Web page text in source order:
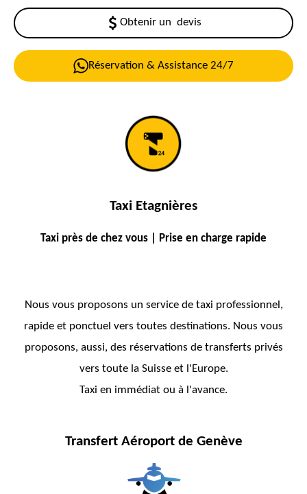
Obtenir un devis
Réservation & Assistance 24/7
Taxi Etagnières
Taxi près de chez vous | Prise en charge rapide
Nous vous proposons un service de taxi professionnel,
rapide et ponctuel vers toutes destinations. Nous vous
proposons, aussi, des réservations de transferts privés
vers toute la Suisse et l'Europe.
Taxi en immédiat ou à l'avance.
Transfert Aéroport de Genève